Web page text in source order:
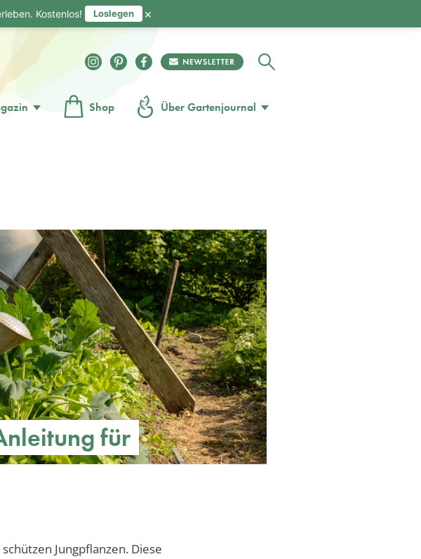
Shop Über Gartenjournal
für
Jungpflanzen. Diese
Kostenlos! Loslegen ×